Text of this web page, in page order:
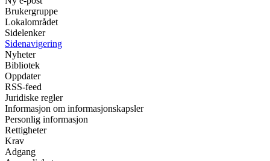
Brukergruppe
Lokalområdet
Sidelenker
Sidenavigering
Nyheter
Bibliotek
Oppdater
RSS-feed
Juridiske regler
Informasjon om informasjonskapsler
Personlig informasjon
Rettigheter
Krav
Adgang